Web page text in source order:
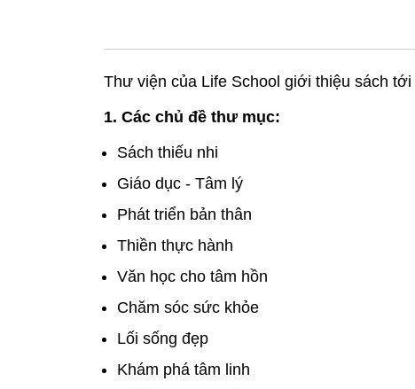
Thư viện của Life School giới thiệu sách
1. Các chủ đề thư mục:
Sách thiếu nhi
Giáo dục - Tâm lý
Phát triển bản thân
Thiền thực hành
Văn học cho tâm hồn
Chăm sóc sức khỏe
Lối sống đẹp
Khám phá tâm linh